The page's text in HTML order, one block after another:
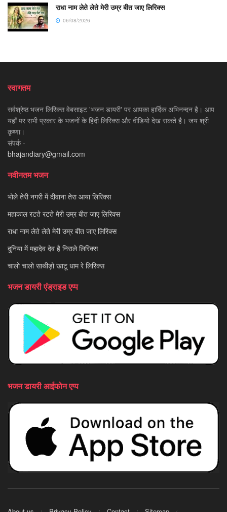
राधा नाम लेते लेते मेरी उम्र बीत जाए लिरिक्स
06/08/2026
स्वागतम
सर्वश्रेष्ठ भजन लिरिक्स वेबसाइट 'भजन डायरी' पर आपका हार्दिक अभिनन्दन है। आप
यहाँ पर सभी प्रकार के भजनों के हिंदी लिरिक्स और वीडियो देख सकते है। जय श्री
कृष्णा।
संपर्क -
bhajandiary@gmail.com
नवीनतम भजन
भोले तेरी नगरी में दीवाना तेरा आया लिरिक्स
महाकाल रटते रटते मेरी उम्र बीत जाए लिरिक्स
राधा नाम लेते लेते मेरी उम्र बीत जाए लिरिक्स
दुनिया में महादेव देव है निराले लिरिक्स
चालो चालो साथीड़ो खाटू धाम रे लिरिक्स
भजन डायरी एंड्राइड एप्प
भजन डायरी आईफोन एप्प